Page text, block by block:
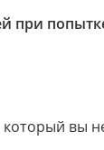
при
который вы